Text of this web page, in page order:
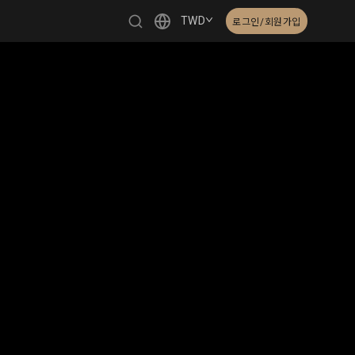
TWD 로그인/회원가입